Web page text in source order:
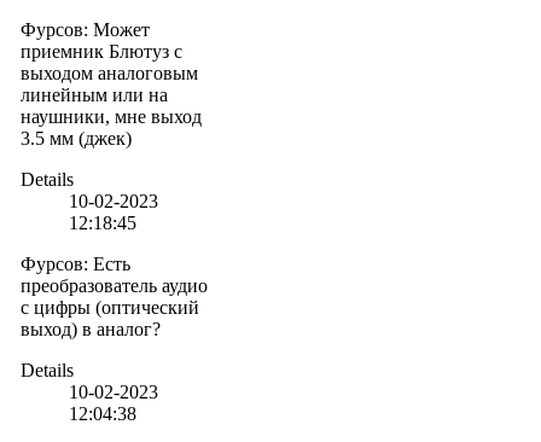
Фурсов: Может
приемник Блютуз с
выходом аналоговым
линейным или на
наушники, мне выход
3.5 мм (джек)
Details
10-02-2023
12:18:45
Фурсов: Есть
преобразователь аудио
с цифры (оптический
выход) в аналог?
Details
10-02-2023
12:04:38